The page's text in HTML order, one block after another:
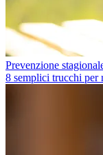
Prevenzione
8 semplici trucchi per